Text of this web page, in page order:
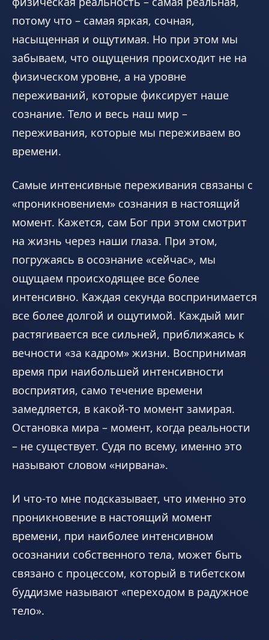
потому что – самая яркая, сочная,
насыщенная и ощутимая. Но при этом мы
забываем, что ощущения происходит не на
физическом уровне, а на уровне
переживаний, которые фиксирует наше
сознание. Тело и весь наш мир –
переживания, которые мы переживаем во
времени.
Самые интенсивные переживания связаны с
«проникновением» сознания в настоящий
момент. Кажется, сам Бог при этом смотрит
на жизнь через наши глаза. При этом,
погружаясь в осознание «сейчас», мы
ощущаем происходящее все более
интенсивно. Каждая секунда воспринимается
все более долгой и ощутимой. Каждый миг
растягивается все сильней, приближаясь к
вечности «за кадром» жизни. Воспринимая
время при наибольшей интенсивности
восприятия, само течение времени
замедляется, в какой-то момент замирая.
Остановка мира – момент, когда реальности
– не существует. Судя по всему, именно это
называют словом «нирвана».
И что-то мне подсказывает, что именно это
проникновение в настоящий момент
времени, при наиболее интенсивном
осознании собственного тела, может быть
связано с процессом, который в тибетском
буддизме называют «переходом в радужное
тело».